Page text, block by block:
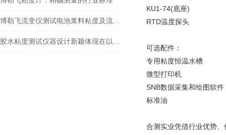
KU1-74(底座)
RTD温度探头
可选配件：
专用粘度恒温水槽
微型打印机
SNB数据采集和绘图软件
标准油
合测实业凭借行业优势